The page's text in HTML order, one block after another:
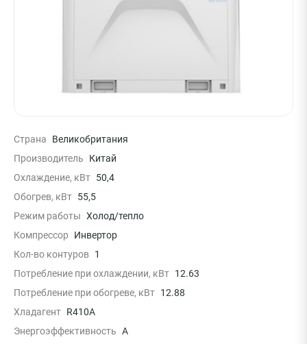
Страна
Великобритания
Производитель
Китай
Охлаждение, кВт 50,4
Обогрев, кВт 55,5
Режим работы Холод/тепло
Компрессор
Инвертор
Кол-во контуров 1
Потребление при охлаждении, кВт 12.63
Потребление при обогреве, кВт 12.88
Хладагент R410A
Энергоэффективность A